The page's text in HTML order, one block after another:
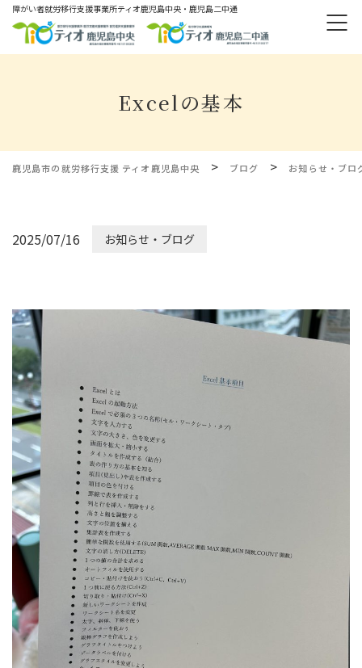
障がい者就労移⾏⽀援事業所ティオ⿅児島中央・鹿児島二中通
Excelの基本
鹿児島市の就労移行支援 ティオ鹿児島中央 > ブログ > お知らせ・ブロ
2025/07/16 お知らせ・ブログ